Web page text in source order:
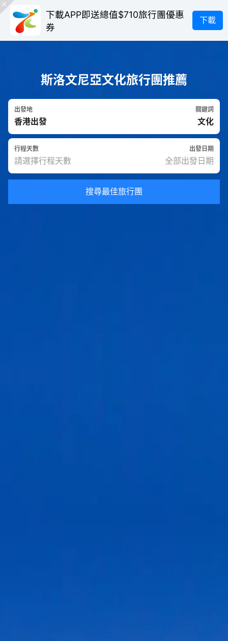
下載APP即送總值$710旅行團優惠
券
下載
斯洛文尼亞文化旅行團推薦
出發地 關鍵詞
出發日期
行程天數
搜尋最佳旅行團